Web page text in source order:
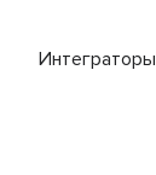
Интеграторы